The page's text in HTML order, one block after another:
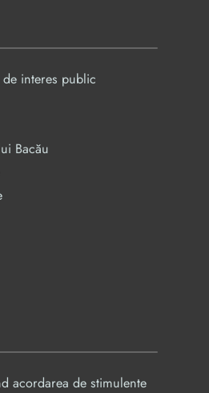
interes public
Bacău
acordarea de stimulente